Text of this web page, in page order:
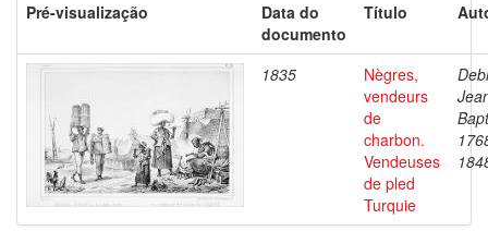
Pré-visualização
Data do
documento
Título
1835
Nègres,
vendeurs
de
charbon.
Vendeuses
de pled
Turquie